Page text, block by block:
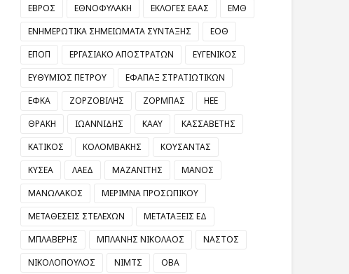
ΕΒΡΟΣ
ΕΘΝΟΦΥΛΑΚΗ ΕΚΛΟΓΕΣ ΕΑΑΣ
ΕΜΘ
ΕΝΗΜΕΡΩΤΙΚΑ ΣΗΜΕΙΩΜΑΤΑ ΣΥΝΤΑΞΗΣ
ΕΟΘ
ΕΠΟΠ
ΕΡΓΑΣΙΑΚΟ ΑΠΟΣΤΡΑΤΩΝ
ΕΥΓΕΝΙΚΟΣ
ΕΥΘΥΜΙΟΣ ΠΕΤΡΟΥ
ΕΦΑΠΑΞ ΣΤΡΑΤΙΩΤΙΚΩΝ
ΕΦΚΑ
ΖΟΡΖΟΒΙΛΗΣ ΖΟΡΜΠΑΣ
ΗΕΕ
ΘΡΑΚΗ
ΙΩΑΝΝΙΔΗΣ ΚΑΑΥ
ΚΑΣΣΑΒΕΤΗΣ
ΚΑΤΙΚΟΣ
ΚΟΛΟΜΒΑΚΗΣ
ΚΟΥΣΑΝΤΑΣ
ΚΥΣΕΑ
ΛΑΕΔ ΜΑΖΑΝΙΤΗΣ
ΜΑΝΟΣ
ΜΑΝΩΛΑΚΟΣ
ΜΕΡΙΜΝΑ ΠΡΟΣΩΠΙΚΟΥ
ΜΕΤΑΘΕΣΕΙΣ ΣΤΕΛΕΧΩΝ
ΜΕΤΑΤΑΞΕΙΣ ΕΔ
ΜΠΛΑΒΕΡΗΣ
ΜΠΛΑΝΗΣ ΝΙΚΟΛΑΟΣ
ΝΑΣΤΟΣ
ΝΙΚΟΛΟΠΟΥΛΟΣ
ΝΙΜΤΣ ΟΒΑ